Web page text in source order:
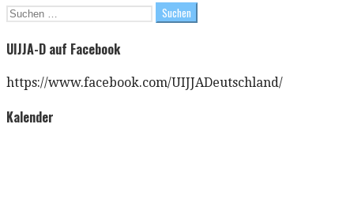
Suchen
UIJJA-D auf Facebook
https://www.facebook.com/UIJJADeutschland/
Kalender